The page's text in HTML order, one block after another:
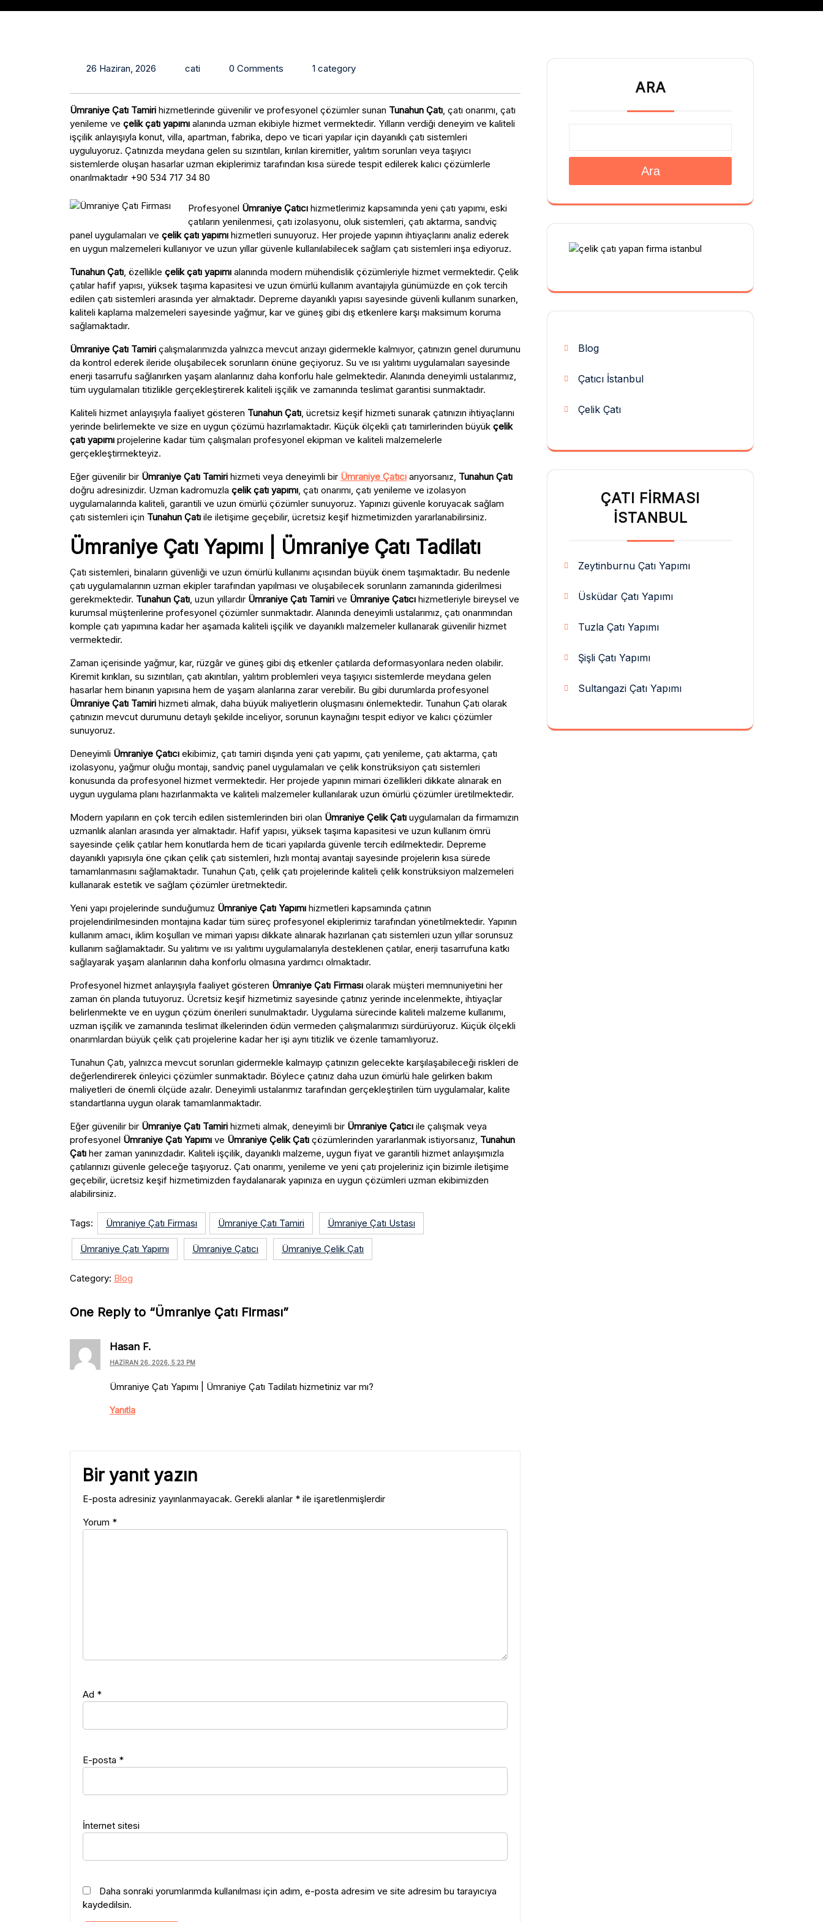
26 Haziran, 2026 cati 0 Comments 1 category
Ümraniye Çatı Tamiri hizmetlerinde güvenilir ve profesyonel çözümler sunan Tunahun Çatı, çatı onarımı, çatı
yenileme ve çelik çatı yapımı alanında uzman ekibiyle hizmet vermektedir. Yılların verdiği deneyim ve kaliteli
işçilik anlayışıyla konut, villa, apartman, fabrika, depo ve ticari yapılar için dayanıklı çatı sistemleri
uyguluyoruz. Çatınızda meydana gelen su sızıntıları, kırılan kiremitler, yalıtım sorunları veya taşıyıcı
sistemlerde oluşan hasarlar uzman ekiplerimiz tarafından kısa sürede tespit edilerek kalıcı çözümlerle
onarılmaktadır +90 534 717 34 80
Profesyonel Ümraniye Çatıcı hizmetlerimiz kapsamında yeni çatı yapımı, eski
çatıların yenilenmesi, çatı izolasyonu, oluk sistemleri, çatı aktarma, sandviç
panel uygulamaları ve çelik çatı yapımı hizmetleri sunuyoruz. Her projede yapının ihtiyaçlarını analiz ederek
en uygun malzemeleri kullanıyor ve uzun yıllar güvenle kullanılabilecek sağlam çatı sistemleri inşa ediyoruz.
Tunahun Çatı, özellikle çelik çatı yapımı alanında modern mühendislik çözümleriyle hizmet vermektedir. Çelik
çatılar hafif yapısı, yüksek taşıma kapasitesi ve uzun ömürlü kullanım avantajıyla günümüzde en çok tercih
edilen çatı sistemleri arasında yer almaktadır. Depreme dayanıklı yapısı sayesinde güvenli kullanım sunarken,
kaliteli kaplama malzemeleri sayesinde yağmur, kar ve güneş gibi dış etkenlere karşı maksimum koruma
sağlamaktadır.
Ümraniye Çatı Tamiri çalışmalarımızda yalnızca mevcut arızayı gidermekle kalmıyor, çatınızın genel durumunu
da kontrol ederek ileride oluşabilecek sorunların önüne geçiyoruz. Su ve ısı yalıtımı uygulamaları sayesinde
enerji tasarrufu sağlanırken yaşam alanlarınız daha konforlu hale gelmektedir. Alanında deneyimli ustalarımız,
tüm uygulamaları titizlikle gerçekleştirerek kaliteli işçilik ve zamanında teslimat garantisi sunmaktadır.
Kaliteli hizmet anlayışıyla faaliyet gösteren Tunahun Çatı, ücretsiz keşif hizmeti sunarak çatınızın ihtiyaçlarını
yerinde belirlemekte ve size en uygun çözümü hazırlamaktadır. Küçük ölçekli çatı tamirlerinden büyük çelik
çatı yapımı projelerine kadar tüm çalışmaları profesyonel ekipman ve kaliteli malzemelerle
gerçekleştirmekteyiz.
Eğer güvenilir bir Ümraniye Çatı Tamiri hizmeti veya deneyimli bir Ümraniye Çatıcı arıyorsanız, Tunahun Çatı
doğru adresinizdir. Uzman kadromuzla çelik çatı yapımı, çatı onarımı, çatı yenileme ve izolasyon
uygulamalarında kaliteli, garantili ve uzun ömürlü çözümler sunuyoruz. Yapınızı güvenle koruyacak sağlam
çatı sistemleri için Tunahun Çatı ile iletişime geçebilir, ücretsiz keşif hizmetimizden yararlanabilirsiniz.
Ümraniye Çatı Yapımı | Ümraniye Çatı Tadilatı
Çatı sistemleri, binaların güvenliği ve uzun ömürlü kullanımı açısından büyük önem taşımaktadır. Bu nedenle
çatı uygulamalarının uzman ekipler tarafından yapılması ve oluşabilecek sorunların zamanında giderilmesi
gerekmektedir. Tunahun Çatı, uzun yıllardır Ümraniye Çatı Tamiri ve Ümraniye Çatıcı hizmetleriyle bireysel ve
kurumsal müşterilerine profesyonel çözümler sunmaktadır. Alanında deneyimli ustalarımız, çatı onarımından
komple çatı yapımına kadar her aşamada kaliteli işçilik ve dayanıklı malzemeler kullanarak güvenilir hizmet
vermektedir.
Zaman içerisinde yağmur, kar, rüzgâr ve güneş gibi dış etkenler çatılarda deformasyonlara neden olabilir.
Kiremit kırıkları, su sızıntıları, çatı akıntıları, yalıtım problemleri veya taşıyıcı sistemlerde meydana gelen
hasarlar hem binanın yapısına hem de yaşam alanlarına zarar verebilir. Bu gibi durumlarda profesyonel
Ümraniye Çatı Tamiri hizmeti almak, daha büyük maliyetlerin oluşmasını önlemektedir. Tunahun Çatı olarak
çatınızın mevcut durumunu detaylı şekilde inceliyor, sorunun kaynağını tespit ediyor ve kalıcı çözümler
sunuyoruz.
Deneyimli Ümraniye Çatıcı ekibimiz, çatı tamiri dışında yeni çatı yapımı, çatı yenileme, çatı aktarma, çatı
izolasyonu, yağmur oluğu montajı, sandviç panel uygulamaları ve çelik konstrüksiyon çatı sistemleri
konusunda da profesyonel hizmet vermektedir. Her projede yapının mimari özellikleri dikkate alınarak en
uygun uygulama planı hazırlanmakta ve kaliteli malzemeler kullanılarak uzun ömürlü çözümler üretilmektedir.
Modern yapıların en çok tercih edilen sistemlerinden biri olan Ümraniye Çelik Çatı uygulamaları da firmamızın
uzmanlık alanları arasında yer almaktadır. Hafif yapısı, yüksek taşıma kapasitesi ve uzun kullanım ömrü
sayesinde çelik çatılar hem konutlarda hem de ticari yapılarda güvenle tercih edilmektedir. Depreme
dayanıklı yapısıyla öne çıkan çelik çatı sistemleri, hızlı montaj avantajı sayesinde projelerin kısa sürede
tamamlanmasını sağlamaktadır. Tunahun Çatı, çelik çatı projelerinde kaliteli çelik konstrüksiyon malzemeleri
kullanarak estetik ve sağlam çözümler üretmektedir.
Yeni yapı projelerinde sunduğumuz Ümraniye Çatı Yapımı hizmetleri kapsamında çatının
projelendirilmesinden montajına kadar tüm süreç profesyonel ekiplerimiz tarafından yönetilmektedir. Yapının
kullanım amacı, iklim koşulları ve mimari yapısı dikkate alınarak hazırlanan çatı sistemleri uzun yıllar sorunsuz
kullanım sağlamaktadır. Su yalıtımı ve ısı yalıtımı uygulamalarıyla desteklenen çatılar, enerji tasarrufuna katkı
sağlayarak yaşam alanlarının daha konforlu olmasına yardımcı olmaktadır.
Profesyonel hizmet anlayışıyla faaliyet gösteren Ümraniye Çatı Firması olarak müşteri memnuniyetini her
zaman ön planda tutuyoruz. Ücretsiz keşif hizmetimiz sayesinde çatınız yerinde incelenmekte, ihtiyaçlar
belirlenmekte ve en uygun çözüm önerileri sunulmaktadır. Uygulama sürecinde kaliteli malzeme kullanımı,
uzman işçilik ve zamanında teslimat ilkelerinden ödün vermeden çalışmalarımızı sürdürüyoruz. Küçük ölçekli
onarımlardan büyük çelik çatı projelerine kadar her işi aynı titizlik ve özenle tamamlıyoruz.
Tunahun Çatı, yalnızca mevcut sorunları gidermekle kalmayıp çatınızın gelecekte karşılaşabileceği riskleri de
değerlendirerek önleyici çözümler sunmaktadır. Böylece çatınız daha uzun ömürlü hale gelirken bakım
maliyetleri de önemli ölçüde azalır. Deneyimli ustalarımız tarafından gerçekleştirilen tüm uygulamalar, kalite
standartlarına uygun olarak tamamlanmaktadır.
Eğer güvenilir bir Ümraniye Çatı Tamiri hizmeti almak, deneyimli bir Ümraniye Çatıcı ile çalışmak veya
profesyonel Ümraniye Çatı Yapımı ve Ümraniye Çelik Çatı çözümlerinden yararlanmak istiyorsanız, Tunahun
Çatı her zaman yanınızdadır. Kaliteli işçilik, dayanıklı malzeme, uygun fiyat ve garantili hizmet anlayışımızla
çatılarınızı güvenle geleceğe taşıyoruz. Çatı onarımı, yenileme ve yeni çatı projeleriniz için bizimle iletişime
geçebilir, ücretsiz keşif hizmetimizden faydalanarak yapınıza en uygun çözümleri uzman ekibimizden
alabilirsiniz.
Tags: Ümraniye Çatı Firması Ümraniye Çatı Tamiri Ümraniye Çatı Ustası
Ümraniye Çatı Yapımı Ümraniye Çatıcı Ümraniye Çelik Çatı
Category: Blog
One Reply to “Ümraniye Çatı Firması”
Hasan F.
HAZIRAN 26, 2026, 5:23 PM
Ümraniye Çatı Yapımı | Ümraniye Çatı Tadilatı hizmetiniz var mı?
Yanıtla
Bir yanıt yazın
E-posta adresiniz yayınlanmayacak. Gerekli alanlar * ile işaretlenmişlerdir
Yorum *
Ad *
E-posta *
İnternet sitesi
Daha sonraki yorumlarımda kullanılması için adım, e-posta adresim ve site adresim bu tarayıcıya
kaydedilsin.
ARA
Ara
Blog
Çatıcı İstanbul
Çelik Çatı
ÇATI FIRMASI
İSTANBUL
Zeytinburnu Çatı Yapımı
Üsküdar Çatı Yapımı
Tuzla Çatı Yapımı
Şişli Çatı Yapımı
Sultangazi Çatı Yapımı